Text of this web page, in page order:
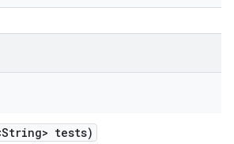
tests)